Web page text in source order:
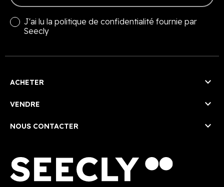
J'ai lu la politique de confidentialité fournie par
Seecly
ACHETER 
VENDRE 
NOUS CONTACTER 